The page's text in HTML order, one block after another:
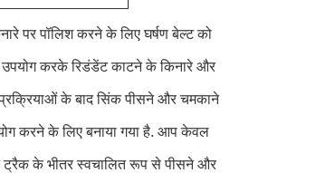
पर पॉलिश करने के लिए घर्षण बेल्ट को
उपयोग करके रिडंडेंट काटने के किनारे और
प्रक्रियाओं के बाद सिंक पीसने और चमकाने
करने के लिए बनाया गया है. आप केवल
ट्रैक के भीतर स्वचालित रूप से पीसने और